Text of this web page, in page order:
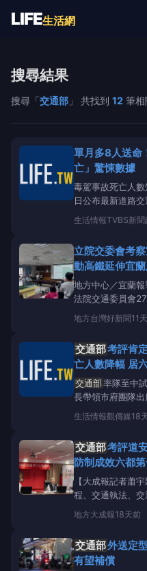
LIFE生活網
搜尋結果
搜尋「交通部 」 共找到 12 筆
單月多8人送命
亡」驚悚數據
毒駕事故死亡人數
日公布最新道路
毒駕事故死亡，
味光是新增的5月
者。&nbsp;首度
生活情報TVBS新聞
立院交委會考
動高鐵延伸宜
地方中心／宜蘭報
法院交通委員會
院李昆澤委員主
席關心； 交通部
運輸及監理司廖
員等相關主管人員
地方台灣好新聞 11
交通部考評肯
亡人數降幅 居
交通部率隊至中
長帶領市府團隊
媒中彰投新聞）
（20）日率交通
114年度道路交通
生活情報觀傳媒18
交通部考評道
防制成效六都
【大成報記者蕭
程、交通執法、
綜合管考等分組
全實地考評。副
114年24小時交
地方大成報18天前
交通部外送定
有望補償